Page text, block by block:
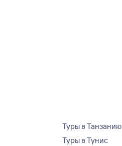
Туры в Танзанию
Туры в Тунис